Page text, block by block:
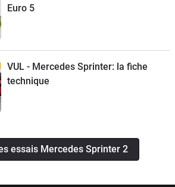
Euro 5
VUL - Mercedes Sprinter: la fiche
technique
essais Mercedes Sprinter 2